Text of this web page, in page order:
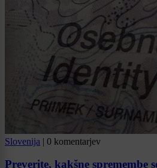
Slovenija | 0 komentarjev
Preverite, kakšne spremembe